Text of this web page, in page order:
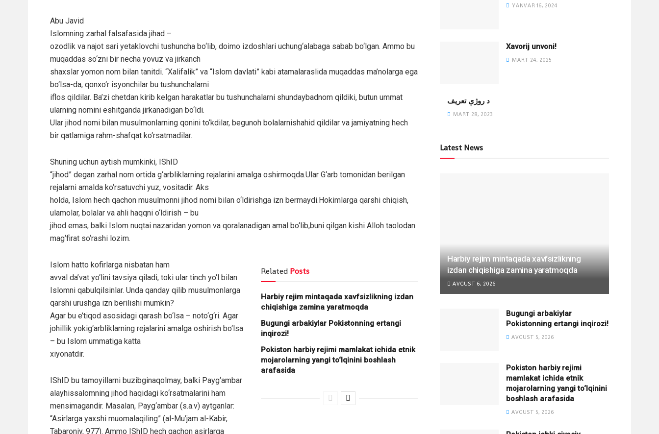
Abu Javid
Islomning zarhal falsafasida jihad –
ozodlik va najot sari yetaklovchi tushuncha bo‘lib, doimo izdoshlari uchung‘alabaga sabab bo‘lgan. Ammo bu
muqaddas so‘zni bir necha yovuz va jirkanch
shaxslar yomon nom bilan tanitdi. “Xalifalik” va “Islom davlati” kabi atamalaraslida muqaddas ma’nolarga ega
bo‘lsa-da, qonxo‘r isyonchilar bu tushunchalarni
iflos qildilar. Ba’zi chetdan kirib kelgan harakatlar bu tushunchalarni shundaybadnom qildiki, butun ummat
ularning nomini eshitganda jirkanadigan bo‘ldi.
Ular jihod nomi bilan musulmonlarning qonini to‘kdilar, begunoh bolalarnishahid qildilar va jamiyatning hech
bir qatlamiga rahm-shafqat ko‘rsatmadilar.
Shuning uchun aytish mumkinki, IShID
“jihod” degan zarhal nom ortida g‘arbliklarning rejalarini amalga oshirmoqda.Ular G‘arb tomonidan berilgan
rejalarni amalda ko‘rsatuvchi yuz, vositadir. Aks
holda, Islom hech qachon musulmonni jihod nomi bilan o‘ldirishga izn bermaydi.Hokimlarga qarshi chiqish,
ulamolar, bolalar va ahli haqqni o‘ldirish – bu
jihod emas, balki Islom nuqtai nazaridan yomon va qoralanadigan amal bo‘lib,buni qilgan kishi Alloh taolodan
mag‘firat so‘rashi lozim.
Related Posts
Harbiy rejim mintaqada xavfsizlikning izdan
chiqishiga zamina yaratmoqda
Bugungi arbakiylar Pokistonning ertangi
inqirozi!
Pokiston harbiy rejimi mamlakat ichida etnik
mojarolarning yangi to‘lqinini boshlash
arafasida
Islom hatto kofirlarga nisbatan ham
avval da’vat yo‘lini tavsiya qiladi, toki ular tinch yo‘l bilan
Islomni qabulqilsinlar. Unda qanday qilib musulmonlarga
qarshi urushga izn berilishi mumkin?
Agar bu e’tiqod asosidagi qarash bo‘lsa – noto‘g‘ri. Agar
johillik yokig‘arbliklarning rejalarini amalga oshirish bo‘lsa
– bu Islom ummatiga katta
xiyonatdir.
IShID bu tamoyillarni buzibginaqolmay, balki Payg‘ambar
alayhissalomning jihod haqidagi ko‘rsatmalarini ham
mensimagandir. Masalan, Payg‘ambar (s.a.v) aytganlar:
“Asirlarga yaxshi muomalaqiling” (al-Mu’jam al-Kabir,
Tabaroniy, 977). Ammo IShID hech qachon asirlarga
YANVAR 16, 2024
Xavorij unvoni!
MART 24, 2025
‌د روژې تعریف
MART 28, 2023
Latest News
Harbiy rejim mintaqada xavfsizlikning
izdan chiqishiga zamina yaratmoqda
AVGUST 6, 2026
Bugungi arbakiylar
Pokistonning ertangi inqirozi!
AVGUST 5, 2026
Pokiston harbiy rejimi
mamlakat ichida etnik
mojarolarning yangi to‘lqinini
boshlash arafasida
AVGUST 5, 2026